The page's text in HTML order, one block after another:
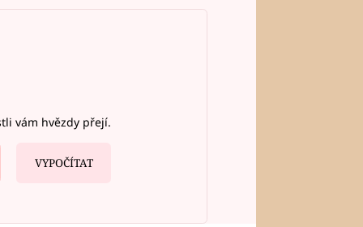
vám hvězdy přejí.
VYPOČÍTAT